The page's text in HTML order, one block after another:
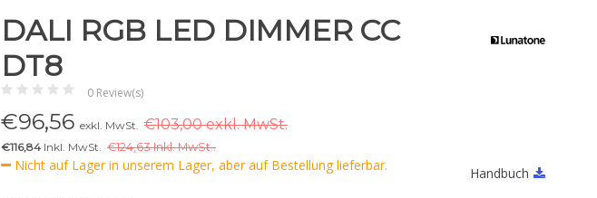
DALI RGB LED DIMMER CC
DT8
0 Review(s)
€96,56 exkl. MwSt. €103,00 exkl. MwSt.
€116,84 Inkl. MwSt. €124,63 Inkl. MwSt..
Nicht auf Lager in unserem Lager, aber auf Bestellung lieferbar. Handbuch